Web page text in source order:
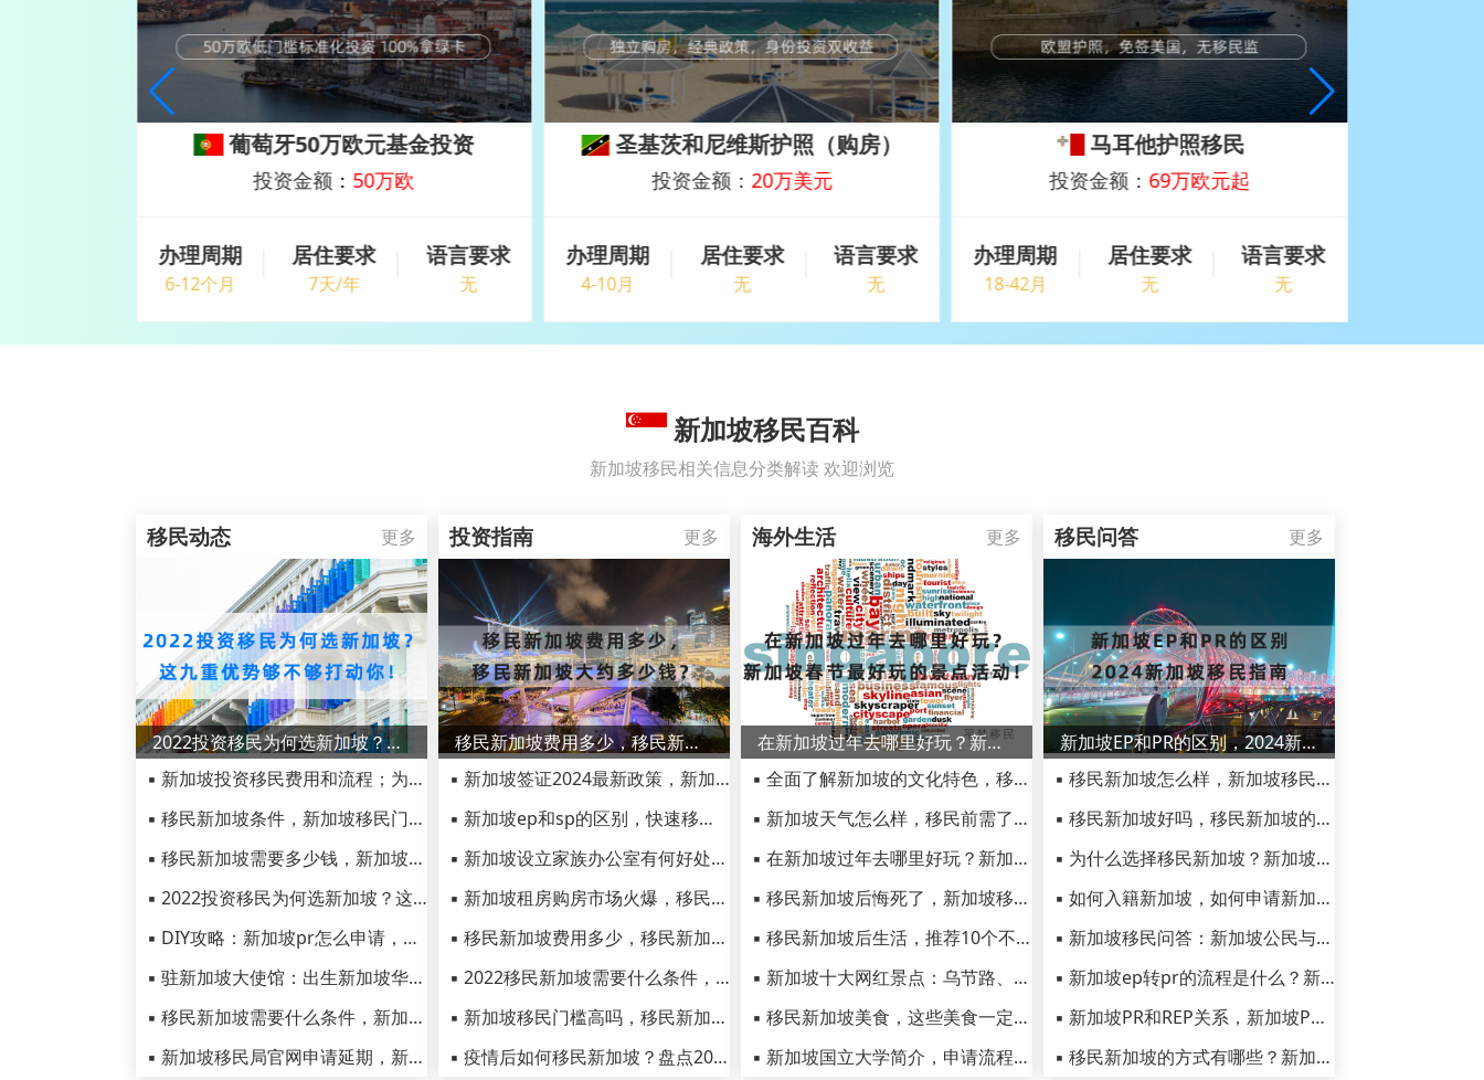
葡萄牙50万欧元基金投资
投资金额： 50万欧
办理周期
6-12个月
居住要求
7天/年
语言要求
无
圣基茨和尼维斯护照（购房）
投资金额： 20万美元
办理周期
4-10月
居住要求
无
语言要求
无
马耳他护照移民
投资金额： 69万欧元起
办理周期
18-42月
居住要求
无
语言要求
无
新加坡移民百科
新加坡移民相关信息分类解读 欢迎浏览
移民动态 更多
2022投资移民为何选新加坡？这九重优势够不够打动你！
▪ 新加坡投资移民费用和流程；为什么要投资移民新加坡？
▪ 移民新加坡条件，新加坡移民门槛有多高，真的需要一个亿？
▪ 移民新加坡需要多少钱，新加坡创业移民费用2022最新汇总
▪ 2022投资移民为何选新加坡？这九重优势够不够打动你！
▪ DIY攻略：新加坡pr怎么申请，新加坡pr申请资格和流程！
▪ 驻新加坡大使馆：出生新加坡华侨该如何办理永久居留权认证
▪ 移民新加坡需要什么条件，新加坡移民条件最新解答
▪ 新加坡移民局官网申请延期，新加坡EP就业许可证续签攻略
投资指南 更多
移民新加坡费用多少，移民新加坡大约多少钱？
▪ 新加坡签证2024最新政策，新加坡签证办理申请详细指南！
▪ 新加坡ep和sp的区别，快速移民新加坡自雇sp了解一下
▪ 新加坡设立家族办公室有何好处？新加坡EP创业移民介绍
▪ 新加坡租房购房市场火爆，移民新加坡这些购房技巧要清楚
▪ 移民新加坡费用多少，移民新加坡大约多少钱？
▪ 2022移民新加坡需要什么条件，新加坡担保移民vs创业移民
▪ 新加坡移民门槛高吗，移民新加坡转永居的方法
▪ 疫情后如何移民新加坡？盘点2023年新加坡移民五大方式！
海外生活 更多
在新加坡过年去哪里好玩？新加坡春节最好玩的景点活动！
▪ 全面了解新加坡的文化特色，移民新加坡生活重要参考
▪ 新加坡天气怎么样，移民前需了解新加坡天气、雨季、气候
▪ 在新加坡过年去哪里好玩？新加坡春节最好玩的景点活动！
▪ 移民新加坡后悔死了，新加坡移民真实感受你了解多少
▪ 移民新加坡后生活，推荐10个不要错过的新加坡美食
▪ 新加坡十大网红景点：乌节路、圣淘沙、克拉码头～～
▪ 移民新加坡美食，这些美食一定不能错过
▪ 新加坡国立大学简介，申请流程和申请条件介绍
移民问答 更多
新加坡EP和PR的区别，2024新加坡移民指南
▪ 移民新加坡怎么样，新加坡移民优点与缺点最新汇总
▪ 移民新加坡好吗，移民新加坡的好处坏处对比
▪ 为什么选择移民新加坡？新加坡移民优势有哪些？
▪ 如何入籍新加坡，如何申请新加坡公民身份
▪ 新加坡移民问答：新加坡公民与永久居民有什么不同？
▪ 新加坡ep转pr的流程是什么？新加坡ep转pr的流程适合人群
▪ 新加坡PR和REP关系，新加坡PR永居被取消的原因
▪ 移民新加坡的方式有哪些？新加坡企业担保移民计划了解一下